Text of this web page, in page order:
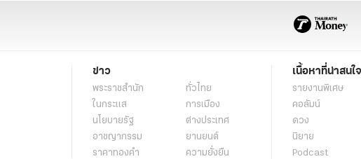
ข่าว
พระราชสำนัก
ทั่วไทย
ในกระแส
การเมือง
นโยบายรัฐ
ต่างประเทศ
อาชญากรรม
ยานยนต์
ราคาทองคำ
ความยั่งยืน
เนื้อหาที่น่าสนใจ
รายงานพิเศษ
คอลัมน์
ดวง
นิยาย
Podcast